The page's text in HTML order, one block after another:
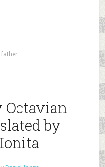
father
Octavian
by